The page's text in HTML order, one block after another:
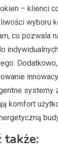
– klienci
wyboru
co pozwala
systemy
komfort